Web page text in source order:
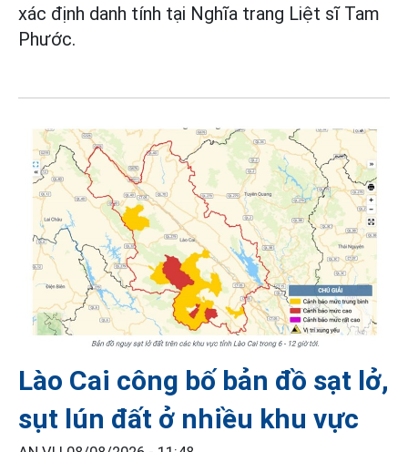
xác định danh tính tại Nghĩa trang Liệt sĩ Tam
Phước.
Lào Cai công bố bản đồ sạt lở,
sụt lún đất ở nhiều khu vực